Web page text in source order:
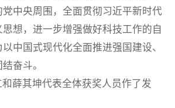
中央周围，全面贯彻习近平新时代
想，进一步增强做好科技工作的自
中国式现代化全面推进强国建设、
奋斗。
薛其坤代表全体获奖人员作了发